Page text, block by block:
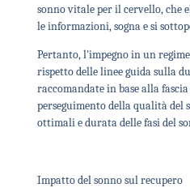
sonno vitale per il cervello, che
le informazioni, sogna e si
Pertanto, l'impegno in un
rispetto delle linee guida sulla
raccomandate in base alla
perseguimento della qualità
ottimali e durata delle fasi del
Impatto del sonno sul recupero